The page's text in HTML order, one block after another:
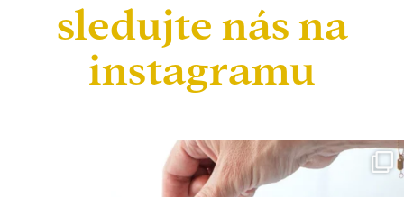
sledujte nás na
instagramu